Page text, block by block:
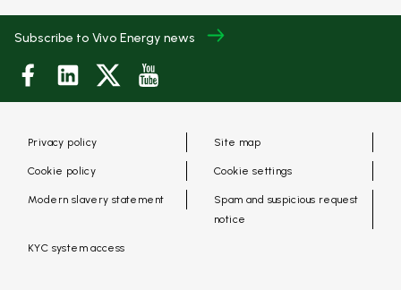
Subscribe to Vivo Energy news
Privacy policy Site map
Cookie policy Cookie settings
Modern slavery statement
Spam and suspicious request
notice
KYC system access